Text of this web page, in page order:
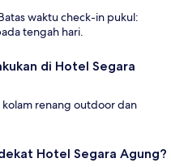
waktu check-in pukul:
tengah hari.
di Hotel Segara
renang outdoor dan
Hotel Segara Agung?